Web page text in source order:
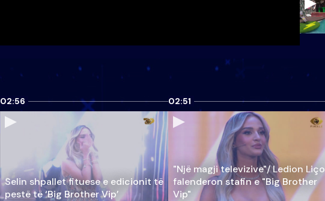
02:56
Selin shpallet fituese e edicionit të
pestë të ‘Big Brother Vip’
02:51
"Një magji televizive"/ Ledion Liço
falenderon stafin e "Big Brother
Vip"